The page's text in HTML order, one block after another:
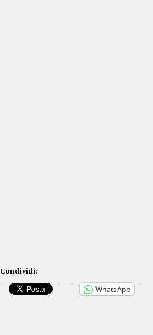
Condividi:
WhatsApp